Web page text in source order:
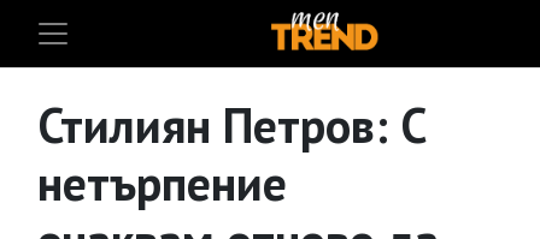
Стилиян Петров: С
нетърпение